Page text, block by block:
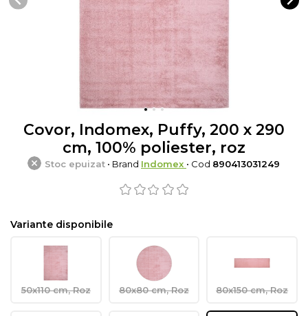
Covor, Indomex, Puffy, 200 x 290
cm, 100% poliester, roz
Stoc epuizat • Brand Indomex • Cod 890413031249
Variante disponibile
50x110 cm, Roz 80x80 cm, Roz 80x150 cm, Roz